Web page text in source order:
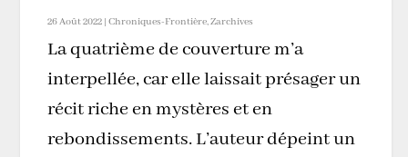
26 Août 2022 |Chroniques-Frontière,Zarchives
La quatrième de couverture m’a
interpellée, car elle laissait présager un
récit riche en mystères et en
rebondissements. L’auteur dépeint un